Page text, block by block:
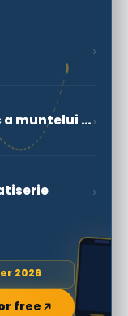
›
Roccaraso: zona de picnic a muntelui Split›
›
2026
free